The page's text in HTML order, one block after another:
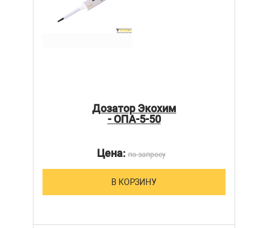
Дозатор Экохим
- ОПА-5-50
Цена:по запросу
В КОРЗИНУ